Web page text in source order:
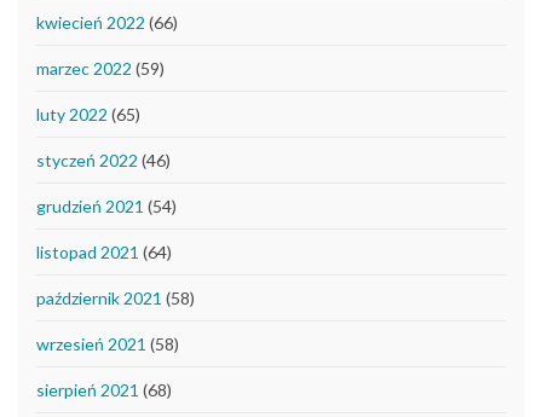
kwiecień 2022 (66)
marzec 2022 (59)
luty 2022 (65)
styczeń 2022 (46)
grudzień 2021 (54)
listopad 2021 (64)
październik 2021 (58)
wrzesień 2021 (58)
sierpień 2021 (68)